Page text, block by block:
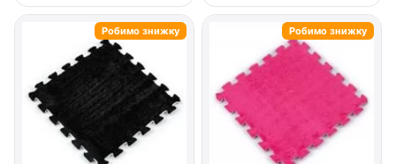
Робимо знижку Робимо знижку